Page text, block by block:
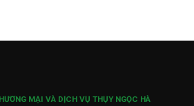
MẠI VÀ DỊCH VỤ THỤY NGỌC HÀ